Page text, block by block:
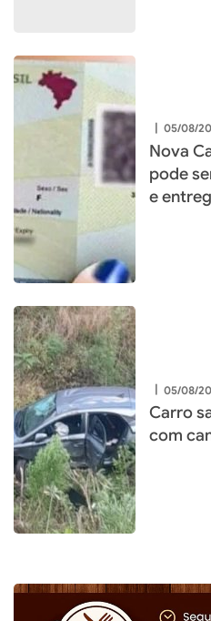
| 05/08/
Nova
pode
e
| 05/08/
Carro
com